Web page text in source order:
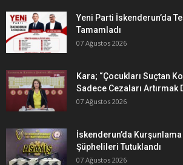
Yeni Parti İskenderun’da
Tamamladı
07 Ağustos 2026
Kara; “Çocukları Suçtan
Sadece Cezaları Artırmak
07 Ağustos 2026
İskenderun’da Kurşunlama
Şüphelileri Tutuklandı
07 Ağustos 2026